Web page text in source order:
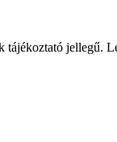
jellegű.